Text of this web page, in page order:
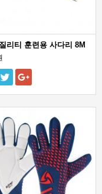
리티 훈련용 사다리 8M